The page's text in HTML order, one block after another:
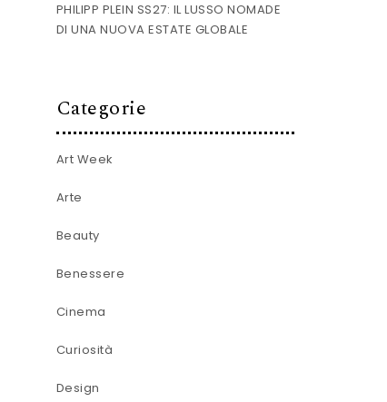
PHILIPP PLEIN SS27: IL LUSSO NOMADE
DI UNA NUOVA ESTATE GLOBALE
Categorie
Art Week
Arte
Beauty
Benessere
Cinema
Curiosità
Design